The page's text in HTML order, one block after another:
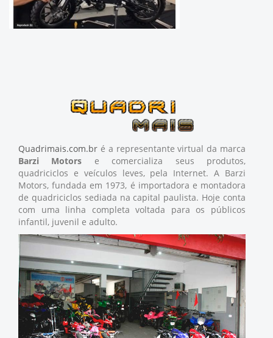
Quadrimais.com.br é a representante virtual da marca
Barzi Motors e comercializa seus produtos,
quadriciclos e veículos leves, pela Internet. A Barzi
Motors, fundada em 1973, é importadora e montadora
de quadriciclos sediada na capital paulista. Hoje conta
com uma linha completa voltada para os públicos
infantil, juvenil e adulto.